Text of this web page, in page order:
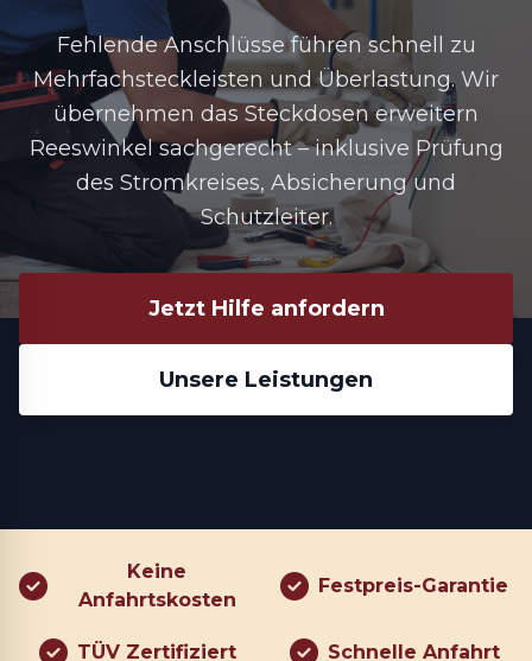
Fehlende Anschlüsse führen schnell zu
Mehrfachsteckleisten und Überlastung. Wir
übernehmen das Steckdosen erweitern
Reeswinkelsachgerecht – inklusive Prüfung
des Stromkreises, Absicherung und
Schutzleiter.
Jetzt Hilfe anfordern
Unsere Leistungen
Keine
Anfahrtskosten
Festpreis-Garantie
TÜV Zertifiziert Schnelle Anfahrt